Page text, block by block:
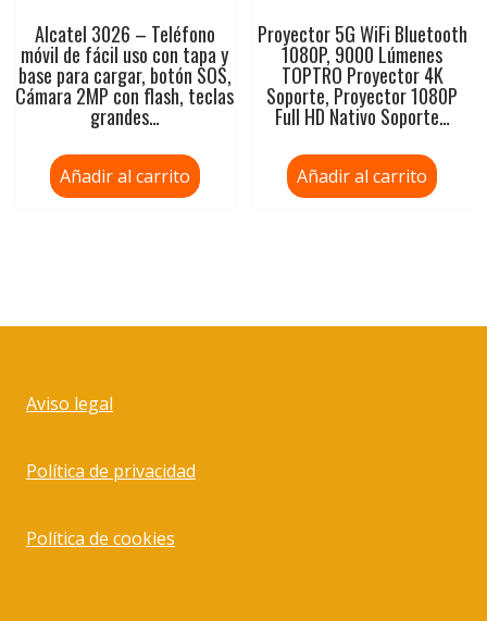
Alcatel 3026 – Teléfono
móvil de fácil uso con tapa y
base para cargar, botón SOS,
Cámara 2MP con flash, teclas
grandes…
Añadir al carrito
Proyector 5G WiFi Bluetooth
1080P, 9000 Lúmenes
TOPTRO Proyector 4K
Soporte, Proyector 1080P
Full HD Nativo Soporte…
Añadir al carrito
Aviso legal
Política de privacidad
Política de cookies